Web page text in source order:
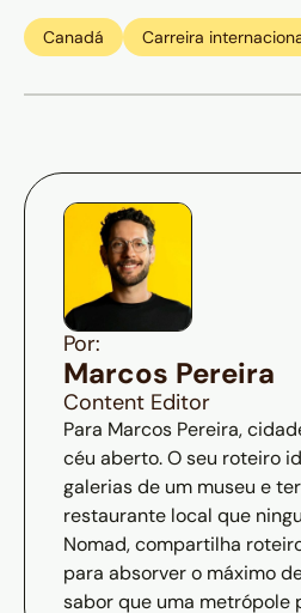
Canadá Carreira
Por:
Marcos Pereira
Content Editor
Para Marcos Pereira,
céu aberto. O seu roteiro
galerias de um museu e
restaurante local que
Nomad, compartilha
para absorver o máximo
sabor que uma metrópole